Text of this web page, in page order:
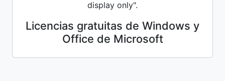
Licencias gratuitas de Windows y
Office de Microsoft